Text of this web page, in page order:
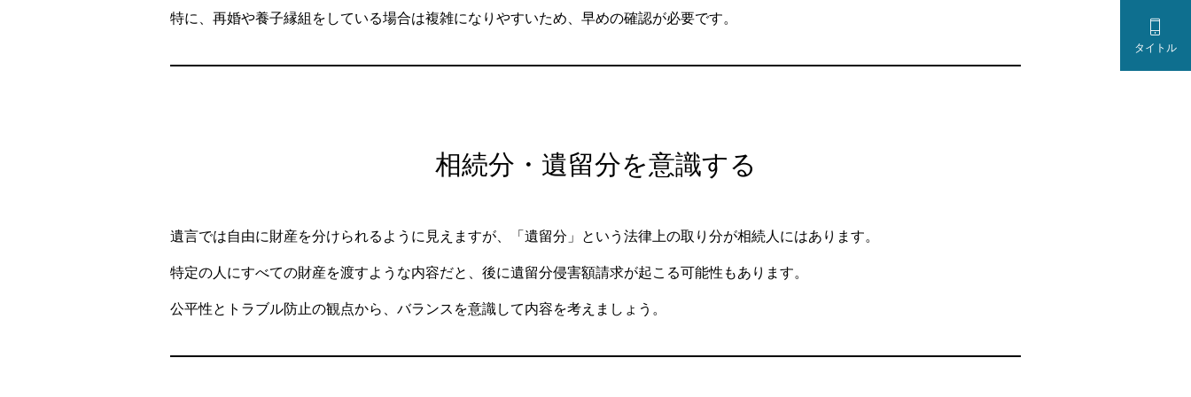

タイトル
特に、再婚や養子縁組をしている場合は複雑になりやすいため、早めの確認が必要です。
相続分・遺留分を意識する
遺言では自由に財産を分けられるように見えますが、「遺留分」という法律上の取り分が相続人にはあります。
特定の人にすべての財産を渡すような内容だと、後に遺留分侵害額請求が起こる可能性もあります。
公平性とトラブル防止の観点から、バランスを意識して内容を考えましょう。